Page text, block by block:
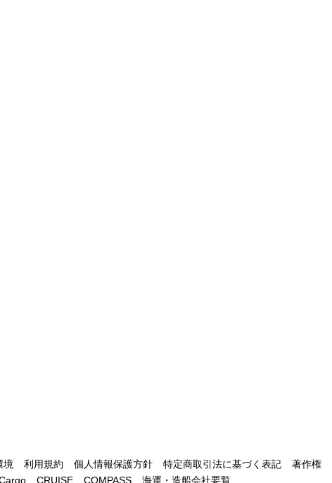
境 利用規約 個人情報保護方針 特定商取引法に基づく表記 著作権
CRUISE COMPASS 海運・造船会社要覧